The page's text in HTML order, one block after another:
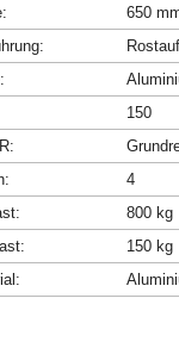
650
150
4
800 kg
150 kg